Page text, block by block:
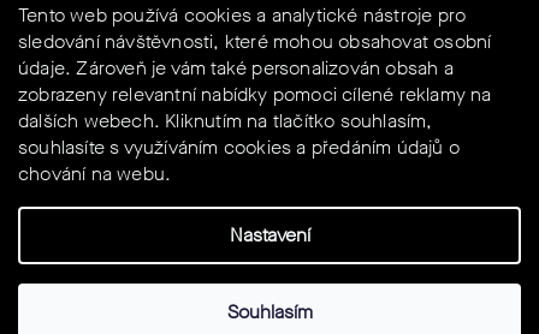
Tento web používá cookies a analytické nástroje pro
sledování návštěvnosti, které mohou obsahovat osobní
údaje. Zároveň je vám také personalizován obsah a
zobrazeny relevantní nabídky pomoci cílené reklamy na
dalších webech. Kliknutím na tlačítko souhlasím,
souhlasíte s využíváním cookies a předáním údajů o
chování na webu.
Nastavení
Souhlasím
RYCHLÉ KONTAKTY
info@assos-shop.cz
+420 605 234 525
Powered by
Shoptet
Assos Shop. Všechna práva vyhrazena.